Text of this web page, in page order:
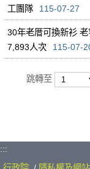
工團隊
115-07-27
30年老厝可換新衫
7,893人次
115-07-
跳轉至 選擇頁碼
:::